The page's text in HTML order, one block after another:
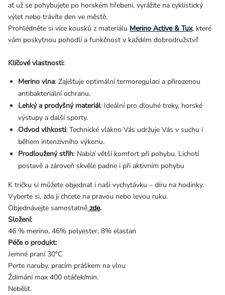
ať už se pohybujete po horském hřebeni, vyrážíte na cyklistický
výlet nebo trávíte den ve městě.
Prohlédněte si více kousků z materiálu Merino Active & Tux, které
vám poskytnou pohodlí a funkčnost v každém dobrodružství!
Klíčové vlastnosti:
Merino vlna: Zajišťuje optimální termoregulaci a přirozenou
antibakteriální ochranu.
Lehký a prodyšný materiál: Ideální pro dlouhé treky, horské
výstupy a další sporty.
Odvod vlhkosti: Technické vlákno Vás udržuje Vás v suchu i
během intenzivního výkonu.
Prodloužený střih: Nabízí větší komfort při pohybu. Lichotí
postavě a zároveň skvěle padne i při aktivním pohybu
K tričku si můžete objednat i naši vychytávku – díru na hodinky.
Vyberte si, zda ji chcete na pravou nebo levou ruku.
Objednávejte samostatně zde.
Složení:
46 % merino, 46% polyester, 8% elastan
Péče o produkt:
Jemné praní 30°C
Perte naruby, pracím práškem na vlnu
Ždímání max 400 otáček/min.
Nebělit.